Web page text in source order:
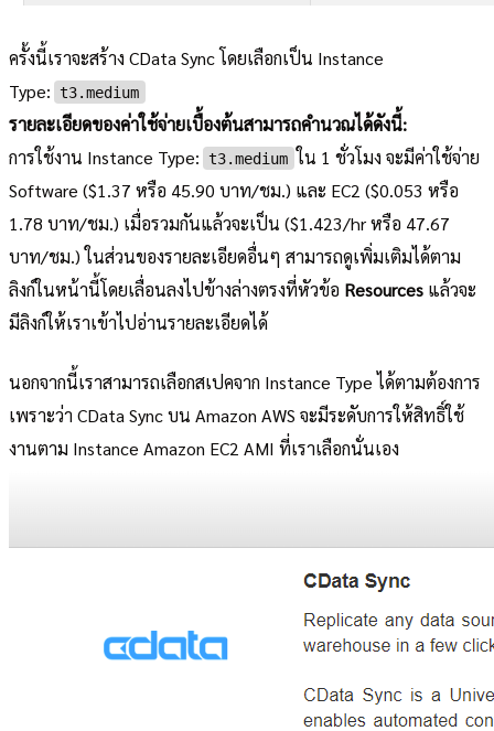
ครั้งนี้เราจะสร้าง CData Sync โดยเลือกเป็น Instance
Type: t3.medium
รายละเอียดของค่าใช้จ่ายเบื้องต้นสามารถคำนวณได้ดังนี้:
การใช้งาน Instance Type: t3.medium ใน 1 ชั่วโมง จะมีค่าใช้จ่าย
Software ($1.37 หรือ 45.90 บาท/ชม.) และ EC2 ($0.053 หรือ
1.78 บาท/ชม.) เมื่อรวมกันแล้วจะเป็น ($1.423/hr หรือ 47.67
บาท/ชม.) ในส่วนของรายละเอียดอื่นๆ สามารถดูเพิ่มเติมได้ตาม
ลิงก์ในหน้านี้โดยเลื่อนลงไปข้างล่างตรงที่หัวข้อ Resources แล้วจะ
มีลิงก์ให้เราเข้าไปอ่านรายละเอียดได้
นอกจากนี้เราสามารถเลือกสเปคจาก Instance Type ได้ตามต้องการ
เพราะว่า CData Sync บน Amazon AWS จะมีระดับการให้สิทธิ์ใช้
งานตาม Instance Amazon EC2 AMI ที่เราเลือกนั่นเอง